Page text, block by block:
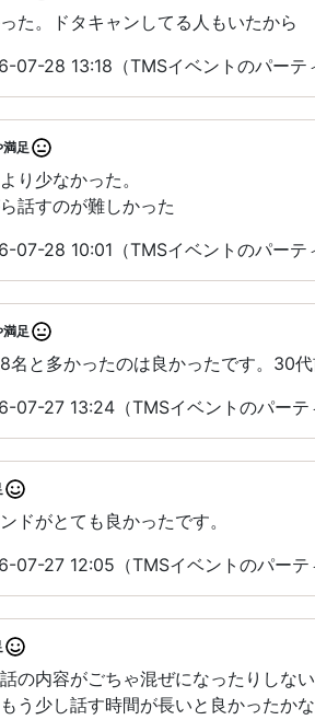
た。ドタキャンしてる人もいたから
07-28 13:18（TMSイベントのパーテ
足
り少なかった。
話すのが難しかった
07-28 10:01（TMSイベントのパーテ
足
名と多かったのは良かったです。30
07-27 13:24（TMSイベントのパーテ
ドがとても良かったです。
07-27 12:05（TMSイベントのパーテ
の内容がごちゃ混ぜになったりしな
う少し話す時間が長いと良かったかな